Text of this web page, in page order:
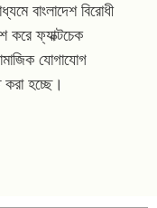
বাংলাদেশ বিরোধী
করে ফ্যাক্টচেক
যোগাযোগ
হচ্ছে।